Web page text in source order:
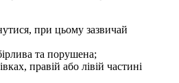
при цьому зазвичай
та порушена;
правій або лівій частині